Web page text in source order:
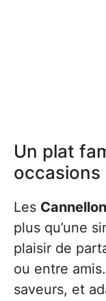
Un plat
occasions
Les
plus qu’une
plaisir de
ou entre
saveurs, et